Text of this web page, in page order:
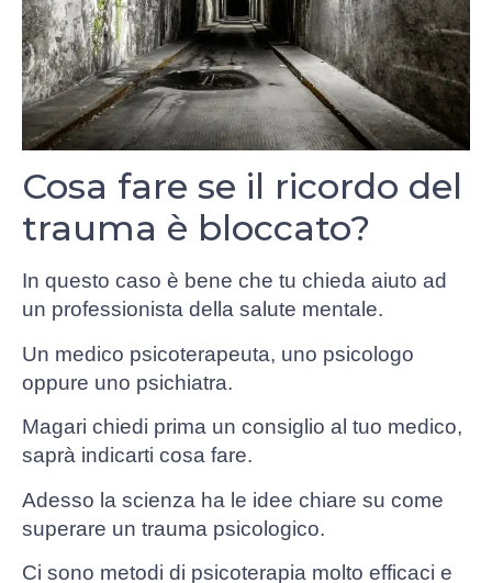
Cosa fare se il ricordo del
trauma è bloccato?
In questo caso è bene che tu chieda aiuto ad
un professionista della salute mentale.
Un medico psicoterapeuta, uno psicologo
oppure uno psichiatra.
Magari chiedi prima un consiglio al tuo medico,
saprà indicarti cosa fare.
Adesso la scienza ha le idee chiare su come
superare un trauma psicologico.
Ci sono metodi di psicoterapia molto efficaci e